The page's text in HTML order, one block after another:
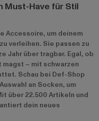
Must-Have für Stil
Accessoire, um deinem
verleihen. Sie passen zu
Jahr über tragbar. Egal, ob
– mit schwarzen
Schau bei Def-Shop
an Socken, um
über 22.500 Artikeln und
dein neues